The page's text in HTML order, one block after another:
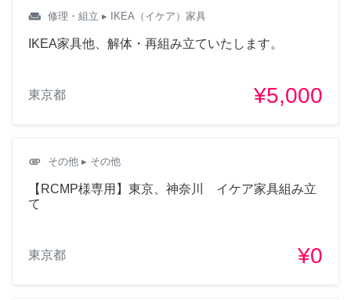
weekend 修理・組立 ▸ IKEA（イケア）家具
IKEA家具他、解体・再組み立ていたします。
東京都 ¥5,000
attachment その他 ▸ その他
【RCMP様専用】東京、神奈川 イケア家具組み立
て
東京都 ¥0